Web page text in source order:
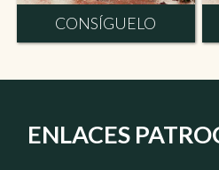
CONSÍGUELO
ENLACES